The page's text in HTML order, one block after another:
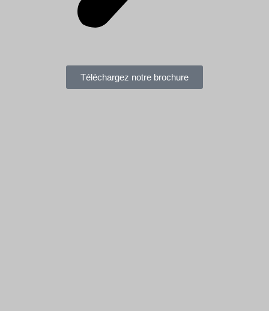
Téléchargez notre brochure